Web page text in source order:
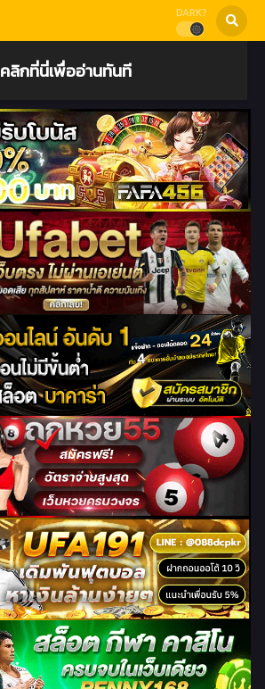
DARK?
คลิกที่นี่เพื่ออ่านทันที